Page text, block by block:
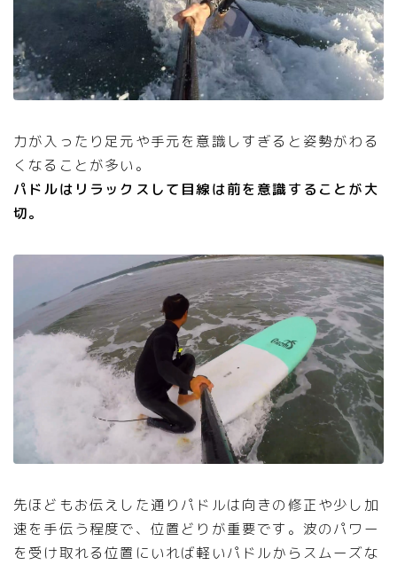
力が入ったり足元や手元を意識しすぎると姿勢がわる
くなることが多い。
パドルはリラックスして目線は前を意識することが大
切。
先ほどもお伝えした通りパドルは向きの修正や少し加
速を手伝う程度で、位置どりが重要です。波のパワー
を受け取れる位置にいれば軽いパドルからスムーズな